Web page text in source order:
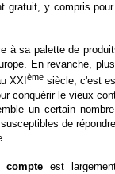
gratuit, y compris
à sa palette de
En revanche,
XXI ème siècle, c'est
conquérir le vieux
un certain
de
compte est